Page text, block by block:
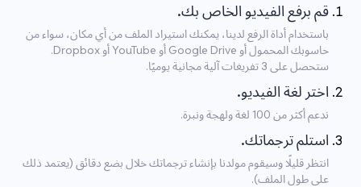
قم برفع الفيديو الخاص بك.
باستخدام أداة الرفع لدينا، يمكنك استيراد الملف من أي مكان، سواء من
حاسوبك المحمول أو Google Drive أو YouTube أو Dropbox.
ستحصل على 3 تفريغات آلية مجانية يوميًا.
اختر لغة الفيديو.
ندعم أكثر من 100 لغة ولهجة ونبرة.
استلم ترجماتك.
انتظر قليلًا وسيقوم مولدنا بإنشاء ترجماتك خلال بضع دقائق (يعتمد ذلك
على طول الملف).